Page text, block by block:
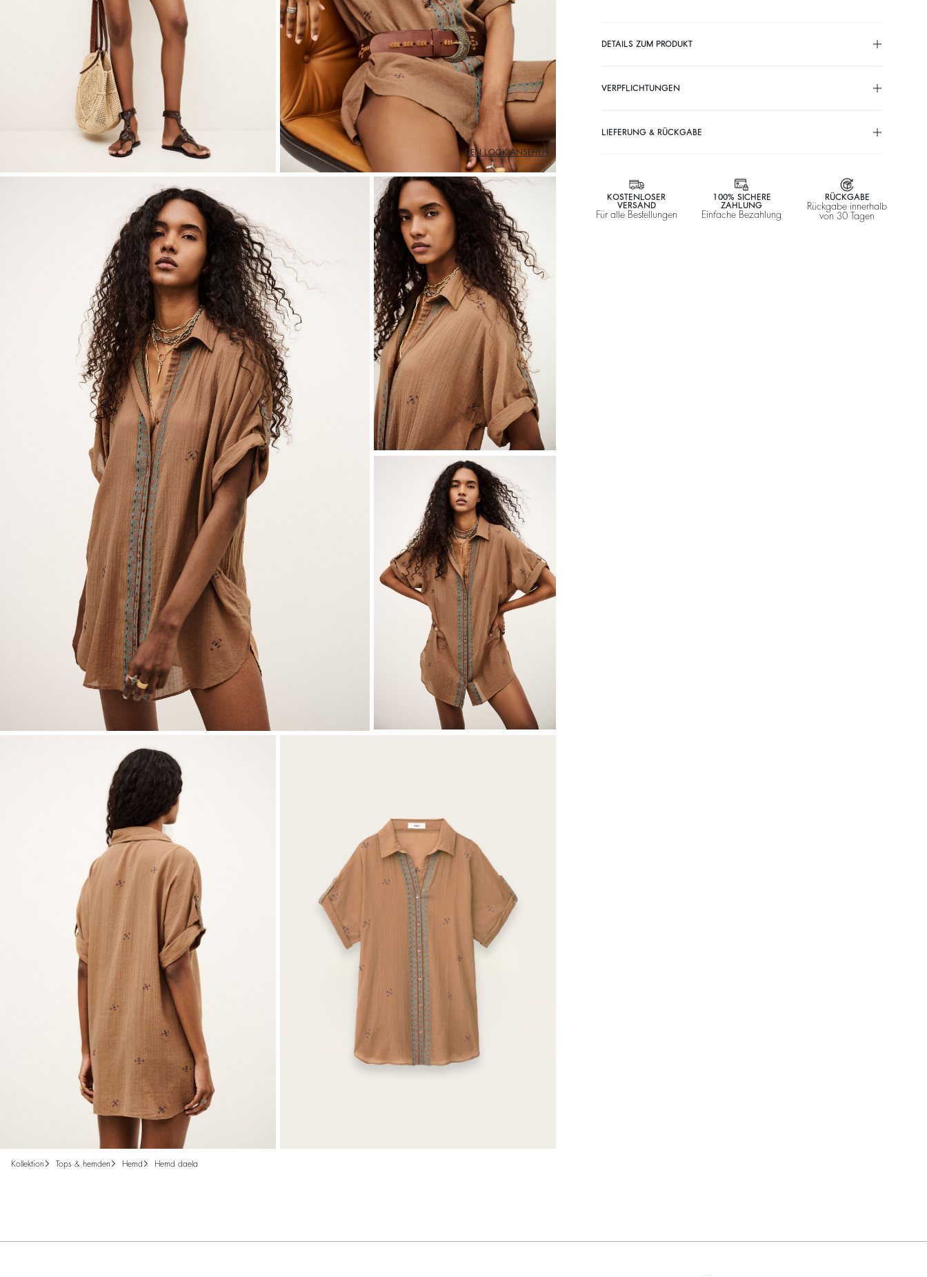
SweatshirtsALLES ANZEIGEN
DEN LOOK ANSEHEN
kollektion tops & hemden hemd hemd daela
DETAILS ZUM PRODUKT
VERPFLICHTUNGEN
LIEFERUNG & RÜCKGABE
KOSTENLOSER
VERSAND
Für alle Bestellungen
100% SICHERE
ZAHLUNG
Einfache Bezahlung
RÜCKGABE
Rückgabe innerhalb
von 30 Tagen